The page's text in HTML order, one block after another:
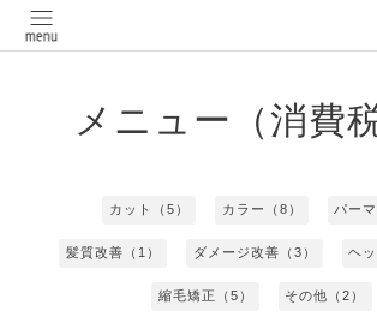
メニュー（消費
カット（5） カラー（8） パーマ
髪質改善（1） ダメージ改善（3） ヘ
縮毛矯正（5） その他（2）